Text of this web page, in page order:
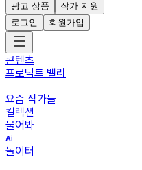
광고 상품
작가 지원
로그인
회원가입
콘텐츠
프로덕트 밸리
요즘 작가들
컬렉션
물어봐
놀이터